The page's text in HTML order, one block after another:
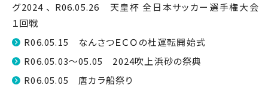
グ2024 、 R06.05.26 天皇杯 全日本サッカー選手権大会
１回戦
R06.05.15 なんさつＥＣＯの杜運転開始式
R06.05.03～05.05 2024吹上浜砂の祭典
R06.05.05 唐カラ船祭り